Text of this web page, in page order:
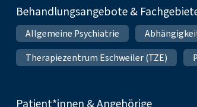
Behandlungsangebote &
Allgemeine Psychiatrie
Therapiezentrum Eschweiler (TZE)
Patient*innen & Angehörige